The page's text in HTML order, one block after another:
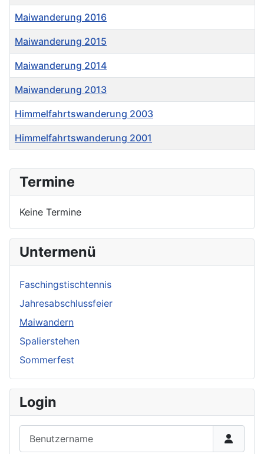
Maiwanderung 2016
Maiwanderung 2015
Maiwanderung 2014
Maiwanderung 2013
Himmelfahrtswanderung 2003
Himmelfahrtswanderung 2001
Termine
Keine Termine
Untermenü
Faschingstischtennis
Jahresabschlussfeier
Maiwandern
Spalierstehen
Sommerfest
Login